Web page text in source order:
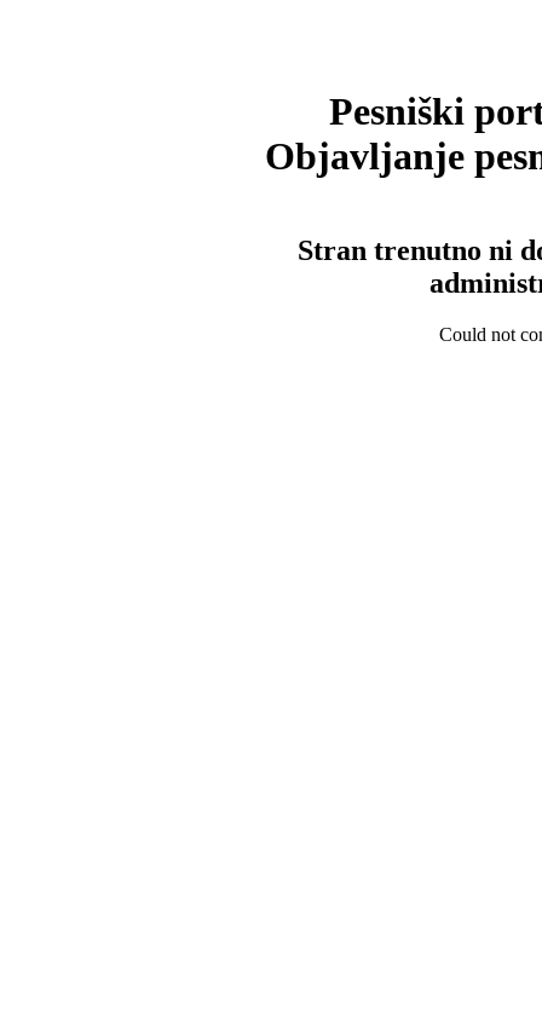
Pesniški
Objavljanje
Stran trenutno ni
Could not